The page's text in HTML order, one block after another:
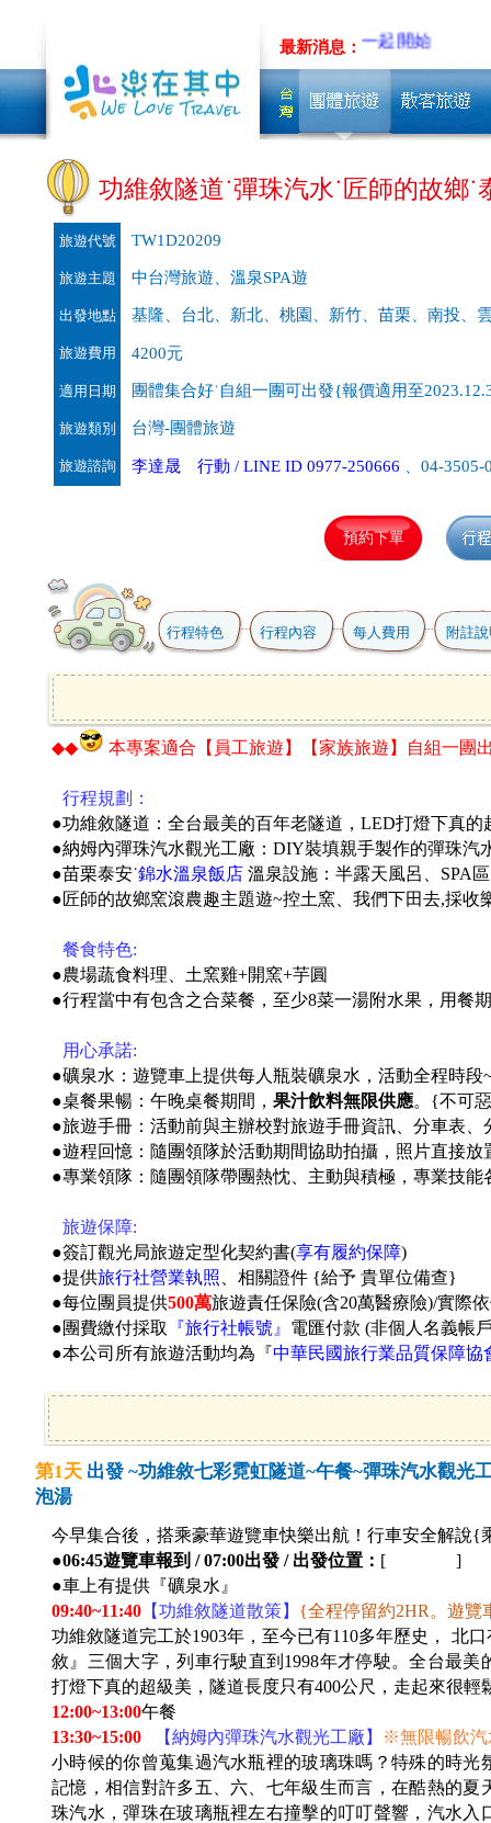
最新消息：
低碳旅行，從你我一起開始
功維敘隧道˙彈珠汽水˙匠師的故鄉˙
旅遊代號 TW1D20209
旅遊主題 中台灣旅遊、溫泉SPA遊
出發地點 基隆、台北、新北、桃園、新竹、苗栗、南投、
旅遊費用 4200元
適用日期 團體集合好˙自組一團可出發{報價適用至
旅遊類別 台灣-團體旅遊
旅遊諮詢 李達晟 行動 / LINE ID 0977-250666 、04-3505-
行程特色 行程內容 每人費用 附註
◆◆ 本專案適合 【員工旅遊】【家族旅遊】自組一團
行程規劃：
●功維敘隧道：全台最美的百年老隧道，LED打燈下真
●納姆內彈珠汽水觀光工廠：DIY裝填親手製作的彈珠汽
●苗栗泰安˙錦水溫泉飯店 溫泉設施：半露天風呂、SPA
●匠師的故鄉窯滾農趣主題遊~控土窯、我們下田去,採收
餐食特色:
●農場蔬食料理、土窯雞+開窯+芋圓
●行程當中有包含之合菜餐，至少8菜一湯附水果，用餐
用心承諾:
●礦泉水：遊覽車上提供每人瓶裝礦泉水，活動全程時段
●桌餐果暢：午晚桌餐期間， 果汁飲料無限供應。 {不可
●旅遊手冊：活動前與主辦校對旅遊手冊資訊、分車表、
●遊程回憶：隨團領隊於活動期間協助拍攝，照片直接
●專業領隊：隨團領隊帶團熱忱、主動與積極，專業技
旅遊保障:
●簽訂觀光局旅遊定型化契約書(享有履約保障)
●提供旅行社營業執照 、相關證件 {給予 貴單位備查}
●每位團員提供500萬旅遊責任保險(含20萬醫療險)/實際
●團費繳付採取
『旅行社帳號』 電匯付款 (非個人名義帳
●本公司所有旅遊活動均為『中華民國旅行業品質保障協
第1天 出發 ~功維敘七彩霓虹隧道~午餐~彈珠汽水觀
泡湯
今早集合後，搭乘豪華遊覽車快樂出航！行車安全解說{
●06:45遊覽車報到 / 07:00出發 / 出發位置： [ ]
●車上有提供『礦泉水』
09:40~11:40 【功維敘隧道散策】 {全程停留約2HR。遊覽
功維敘隧道完工於1903年，至今已有110多年歷史， 北
敘』三個大字，列車行駛直到1998年才停駛。全台最
打燈下真的超級美，隧道長度只有400公尺，走起來很輕
12:00~13:00午餐
13:30~15:00
【納姆內彈珠汽水觀光工廠】
※無限暢飲汽
小時候的你曾蒐集過汽水瓶裡的玻璃珠嗎？特殊的時
記憶，相信對許多五、六、七年級生而言，在酷熱的
珠汽水，彈珠在玻璃瓶裡左右撞擊的叮叮聲響，汽水